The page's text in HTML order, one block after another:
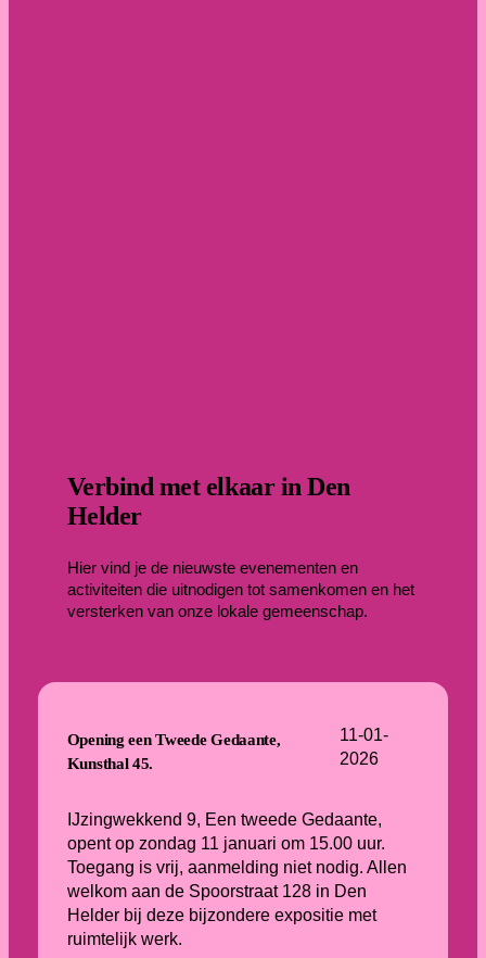
Verbind met elkaar in Den
Helder
Hier vind je de nieuwste evenementen en
activiteiten die uitnodigen tot samenkomen en het
versterken van onze lokale gemeenschap.
Opening een Tweede Gedaante,
Kunsthal 45.
11-01-
2026
IJzingwekkend 9, Een tweede Gedaante,
opent op zondag 11 januari om 15.00 uur.
Toegang is vrij, aanmelding niet nodig. Allen
welkom aan de Spoorstraat 128 in Den
Helder bij deze bijzondere expositie met
ruimtelijk werk.